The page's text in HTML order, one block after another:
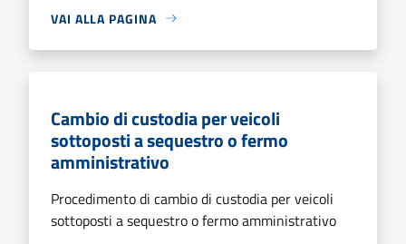
VAI ALLA PAGINA
Cambio di custodia per veicoli
sottoposti a sequestro o fermo
amministrativo
Procedimento di cambio di custodia per veicoli
sottoposti a sequestro o fermo amministrativo